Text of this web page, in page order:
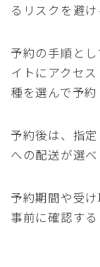
るリスクを避け
予約の手順と
イトにアクセ
種を選んで予約
予約後は、指
への配送が選べ
予約期間や受
事前に確認する